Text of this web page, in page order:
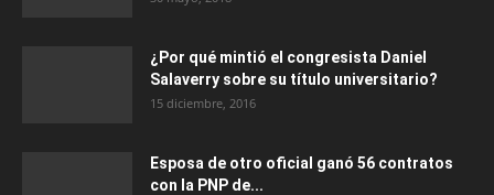
¿Por qué mintió el congresista Daniel
Salaverry sobre su título universitario?
15 diciembre, 2016
Esposa de otro oficial ganó 56 contratos
con la PNP de...